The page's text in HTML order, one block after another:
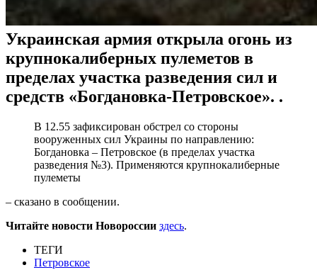
Украинская армия открыла огонь из
крупнокалиберных пулеметов в
пределах участка разведения сил и
средств «Богдановка-Петровское». .
В 12.55 зафиксирован обстрел со стороны
вооруженных сил Украины по направлению:
Богдановка – Петровское (в пределах участка
разведения №3). Применяются крупнокалиберные
пулеметы
– сказано в сообщении.
Читайте новости Новороссии здесь.
ТЕГИ
Петровское